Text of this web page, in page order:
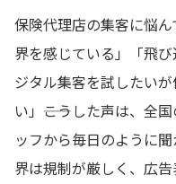
保険代理店の集客に悩
界を感じている」「飛
ジタル集客を試したい
い」――こうした声は、全
ッフから毎日のように
界は規制が厳しく、広